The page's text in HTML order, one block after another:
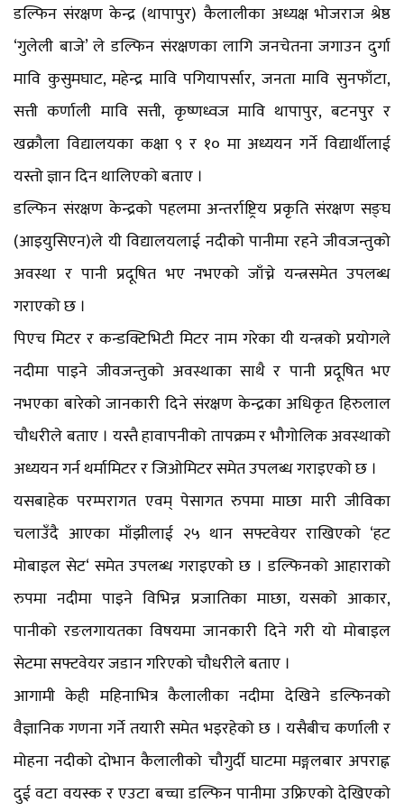
डल्फिन संरक्षण केन्द्र (थापापुर) कैलालीका अध्यक्ष भोजराज श्रेष्ठ
‘गुलेली बाजे’ ले डल्फिन संरक्षणका लागि जनचेतना जगाउन दुर्गा
मावि कुसुमघाट, महेन्द्र मावि पगियापर्सार, जनता मावि सुनफाँटा,
सत्ती कर्णाली मावि सत्ती, कृष्णध्वज मावि थापापुर, बटनपुर र
खक्रौला विद्यालयका कक्षा ९ र १० मा अध्ययन गर्ने विद्यार्थीलाई
यस्तो ज्ञान दिन थालिएको बताए ।
डल्फिन संरक्षण केन्द्रको पहलमा अन्तर्राष्ट्रिय प्रकृति संरक्षण सङ्घ
(आइयुसिएन)ले यी विद्यालयलाई नदीको पानीमा रहने जीवजन्तुको
अवस्था र पानी प्रदूषित भए नभएको जाँच्ने यन्त्रसमेत उपलब्ध
गराएको छ ।
पिएच मिटर र कन्डक्टिभिटी मिटर नाम गरेका यी यन्त्रको प्रयोगले
नदीमा पाइने जीवजन्तुको अवस्थाका साथै र पानी प्रदूषित भए
नभएका बारेको जानकारी दिने संरक्षण केन्द्रका अधिकृत हिरुलाल
चौधरीले बताए । यस्तै हावापनीको तापक्रम र भौगोलिक अवस्थाको
अध्ययन गर्न थर्मामिटर र जिओमिटर समेत उपलब्ध गराइएको छ ।
यसबाहेक परम्परागत एवम् पेसागत रुपमा माछा मारी जीविका
चलाउँदै आएका माँझीलाई २५ थान सफ्टवेयर राखिएको ‘हट
मोबाइल सेट‘ समेत उपलब्ध गराइएको छ । डल्फिनको आहाराको
रुपमा नदीमा पाइने विभिन्न प्रजातिका माछा, यसको आकार,
पानीको रङलगायतका विषयमा जानकारी दिने गरी यो मोबाइल
सेटमा सफ्टवेयर जडान गरिएको चौधरीले बताए ।
आगामी केही महिनाभित्र कैलालीका नदीमा देखिने डल्फिनको
वैज्ञानिक गणना गर्ने तयारी समेत भइरहेको छ । यसैबीच कर्णाली र
मोहना नदीको दोभान कैलालीको चौगुर्दी घाटमा मङ्गलबार अपराह्न
दुई वटा वयस्क र एउटा बच्चा डल्फिन पानीमा उफ्रिएको देखिएको